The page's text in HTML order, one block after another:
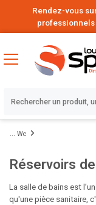
Rendez-vous
professionnels
Wc
Réservoirs
La salle de bains est
qu'une pièce sanitaire,